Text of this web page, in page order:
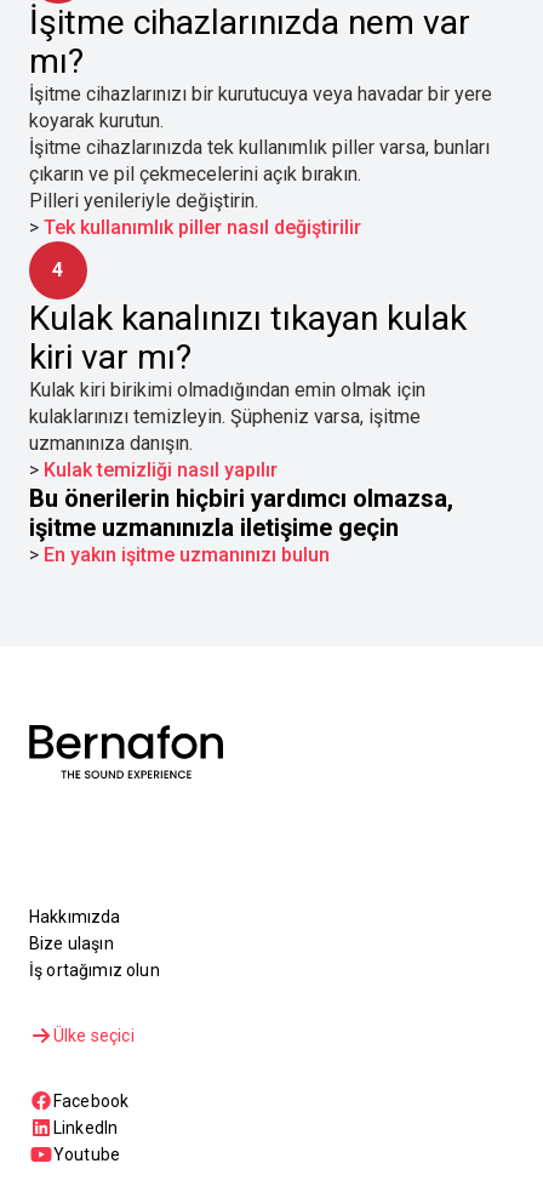
İşitme cihazlarınızda nem var
mı?
İşitme cihazlarınızı bir kurutucuya veya havadar bir yere
koyarak kurutun.
İşitme cihazlarınızda tek kullanımlık piller varsa, bunları
çıkarın ve pil çekmecelerini açık bırakın.
Pilleri yenileriyle değiştirin.
> Tek kullanımlık piller nasıl değiştirilir
4
Kulak kanalınızı tıkayan kulak
kiri var mı?
Kulak kiri birikimi olmadığından emin olmak için
kulaklarınızı temizleyin. Şüpheniz varsa, işitme
uzmanınıza danışın.
> Kulak temizliği nasıl yapılır
Bu önerilerin hiçbiri yardımcı olmazsa,
işitme uzmanınızla iletişime geçin
> En yakın işitme uzmanınızı bulun
Hakkımızda
Bize ulaşın
İş ortağımız olun
Ülke seçici
Facebook
LinkedIn
Youtube